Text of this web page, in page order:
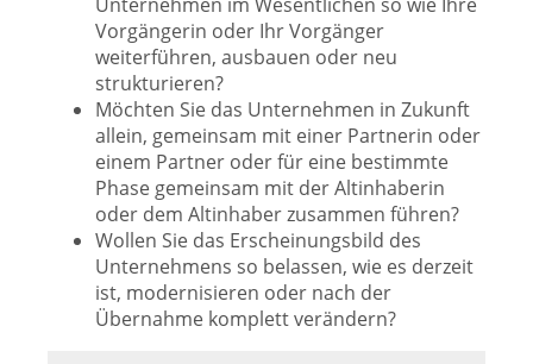
Vorgängerin oder Ihr Vorgänger
weiterführen, ausbauen oder neu
strukturieren?
Möchten Sie das Unternehmen in Zukunft
allein, gemeinsam mit einer Partnerin oder
einem Partner oder für eine bestimmte
Phase gemeinsam mit der Altinhaberin
oder dem Altinhaber zusammen führen?
Wollen Sie das Erscheinungsbild des
Unternehmens so belassen, wie es derzeit
ist, modernisieren oder nach der
Übernahme komplett verändern?